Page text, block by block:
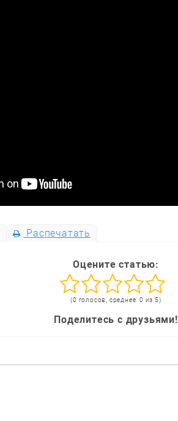
Распечатать
Оцените статью:
(0 голосов, среднее: 0 из 5)
Поделитесь с друзьями!